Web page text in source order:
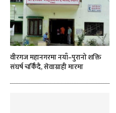
वीरगज महानगरमा नयाँ–पुरानो शक्ति
संघर्ष चर्किँदै, सेवाग्राही मारमा